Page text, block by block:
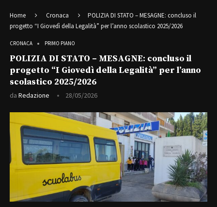
Home Cronaca
POLIZIA DI STATO – MESAGNE: concluso il
progetto “I Giovedì della Legalità” per l’anno scolastico 2025/2026
CRONACA PRIMO PIANO
POLIZIA DI STATO – MESAGNE: concluso il
progetto “I Giovedì della Legalità” per l’anno
scolastico 2025/2026
da Redazione 28/05/2026